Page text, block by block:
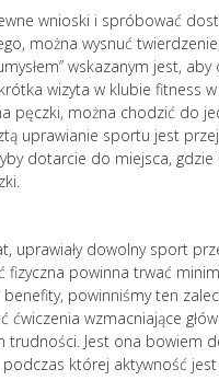
wnioski i spróbować
można wysnuć
wskazanym jest,
wizyta w klubie fitness
pęczki, można chodzić do
uprawianie sportu jest
dotarcie do miejsca,
uprawiały dowolny sport
fizyczna powinna trwać
powinniśmy ten
wzmacniające
trudności. Jest ona bowiem
której aktywność jest
Burnout jako
niczym pożar.
Jak zapobiegać
zawodowemu?
badaczki
zawodowe
następującym
stadia mogą
pojawiać się